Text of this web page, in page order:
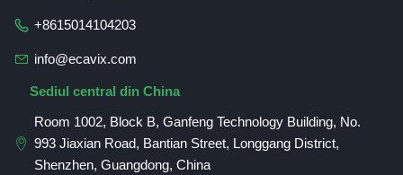
+8615014104203
info@ecavix.com
Sediul central din China
Room 1002, Block B, Ganfeng Technology Building, No.
993 Jiaxian Road, Bantian Street, Longgang District,
Shenzhen, Guangdong, China